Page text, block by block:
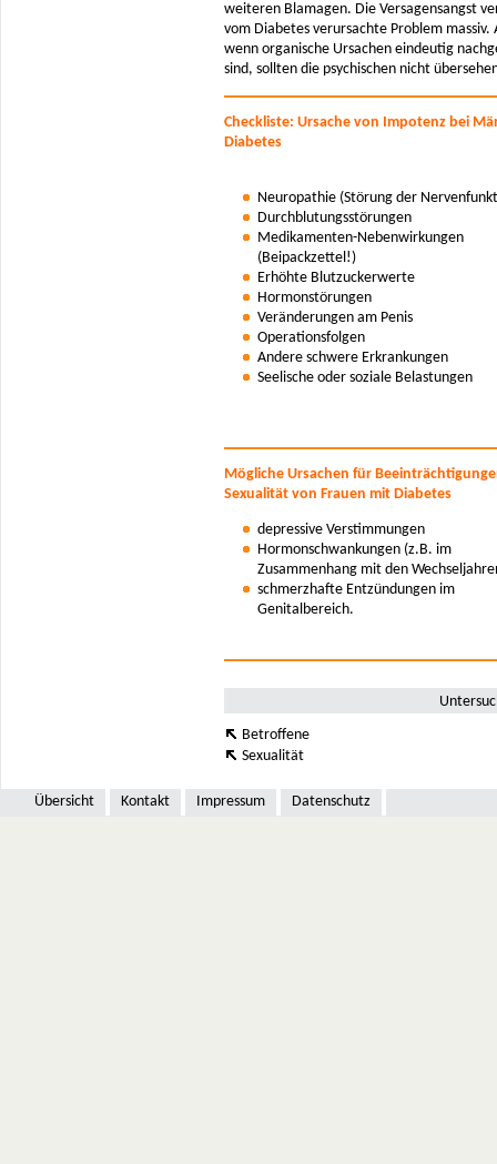
weiteren Blamagen. Die Versagensangst
vom Diabetes verursachte Problem massiv.
wenn organische Ursachen eindeutig
sind, sollten die psychischen nicht
Checkliste: Ursache von Impotenz bei
Diabetes
Neuropathie (Störung der
Durchblutungsstörungen
Medikamenten-Nebenwirkungen
(Beipackzettel!)
Erhöhte Blutzuckerwerte
Hormonstörungen
Veränderungen am Penis
Operationsfolgen
Andere schwere Erkrankungen
Seelische oder soziale Belastungen
Mögliche Ursachen für
Sexualität von Frauen mit Diabetes
depressive Verstimmungen
Hormonschwankungen (z.B. im
Zusammenhang mit den
schmerzhafte Entzündungen im
Genitalbereich.
Betroffene
Sexualität
Übersicht Kontakt Impressum Datenschutz